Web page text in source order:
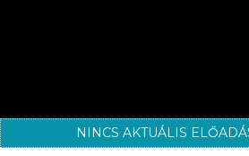
NINCS AKTUÁLIS